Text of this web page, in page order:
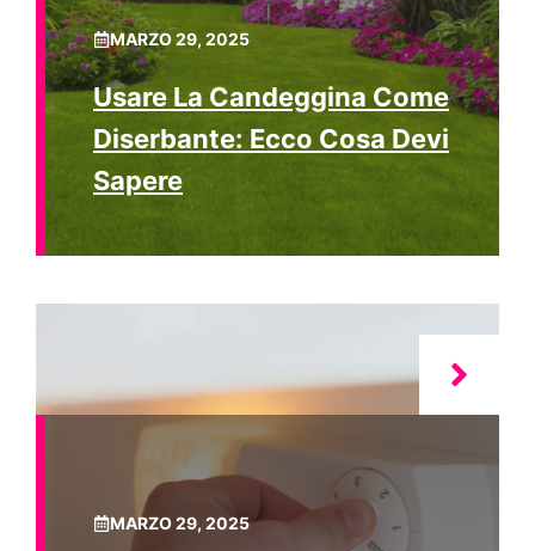
MARZO 29, 2025
Usare La Candeggina Come
Diserbante: Ecco Cosa Devi
Sapere
MARZO 29, 2025